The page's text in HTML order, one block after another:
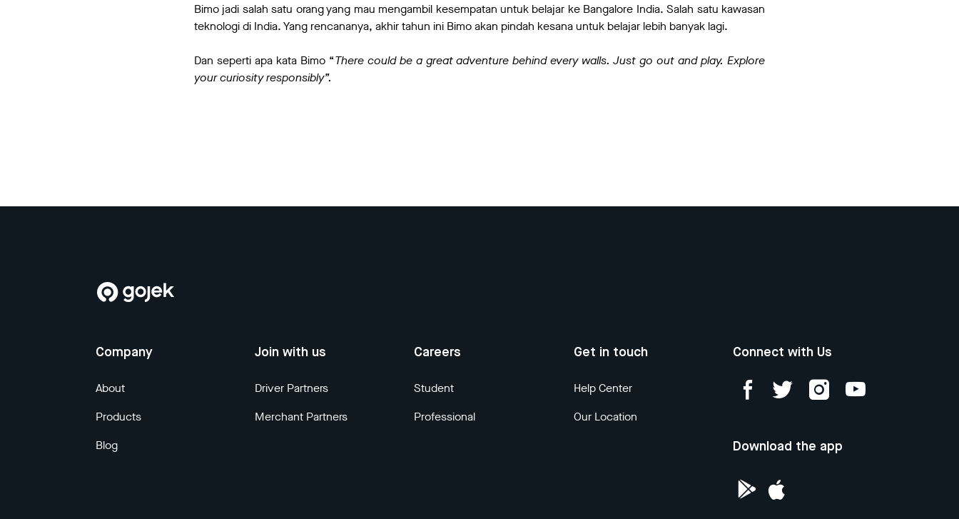
Bimo jadi salah satu orang yang mau mengambil kesempatan untuk belajar ke Bangalore India. Salah satu kawasan
teknologi di India. Yang rencananya, akhir tahun ini Bimo akan pindah kesana untuk belajar lebih banyak lagi.
Dan seperti apa kata Bimo “There could be a great adventure behind every walls. Just go out and play. Explore
your curiosity responsibly”.
Company
About
Products
Blog
Join with us
Driver Partners
Merchant Partners
Careers
Student
Professional
Get in touch
Help Center
Our Location
Connect with Us
Download the app